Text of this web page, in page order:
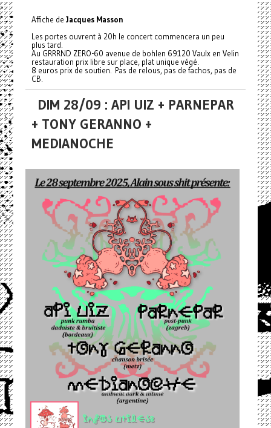
Affiche de Jacques Masson
Les portes ouvrent à 20h le concert commencera un peu
plus tard.
Au GRRRND ZERO-60 avenue de bohlen 69120 Vaulx en Velin
restauration prix libre sur place, plat unique végé.
8 euros prix de soutien. Pas de relous, pas de fachos, pas de
CB.
DIM 28/09 : API UIZ + PARNEPAR
+ TONY GERANNO +
MEDIANOCHE